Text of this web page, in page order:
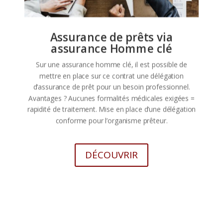
Assurance de prêts via
assurance Homme clé
Sur une assurance homme clé, il est possible de
mettre en place sur ce contrat une délégation
d’assurance de prêt pour un besoin professionnel.
Avantages ? Aucunes formalités médicales exigées =
rapidité de traitement. Mise en place d’une délégation
conforme pour l’organisme prêteur.
DÉCOUVRIR